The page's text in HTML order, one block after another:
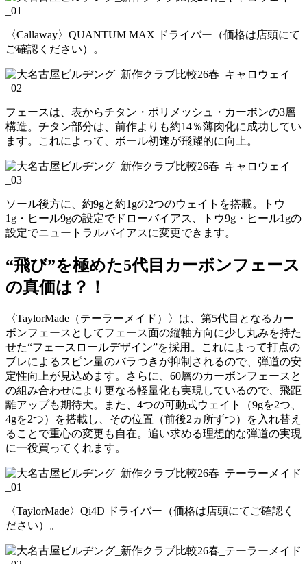
〈Callaway〉QUANTUM MAX ドライバー（価格は店頭にて
ご確認ください）。
フェースは、表からチタン・ポリメッシュ・カーボンの3層
構造。チタン部分は、前作よりも約14％薄肉化に成功してい
ます。これによって、ボール初速が飛躍的に向上。
ソール後方に、約9gと約1gの2つのウェイトを搭載。トウ
1g・ヒール9gの設定でドローバイアス、トウ9g・ヒール1gの
設定でニュートラルバイアスに変更できます。
“飛び”を極めた5代目カーボンフェース
の真価は？！
〈TaylorMade（テーラーメイド）〉は、第5代目となるカー
ボンフェースとしてフェース面の縦軸方向に少し丸みを持た
せた“フェースロールデザイン”を採用。これによって打点の
ブレによるスピン量のバラつきが抑制されるので、弾道の安
定性向上が見込めます。さらに、60層のカーボンフェースと
の組み合わせにより更なる軽量化も実現しているので、飛距
離アップも期待大。また、4つの可動式ウェイト（9gを2つ、
4gを2つ）を搭載し、その位置（前後2ヵ所ずつ）を入れ替え
ることで重心の変更も自在。追い求める理想的な弾道の実現
に一役買ってくれます。
〈TaylorMade〉Qi4D ドライバー（価格は店頭にてご確認く
ださい）。